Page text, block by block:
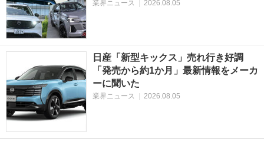
業界ニュース 2026.08.05
日産「新型キックス」売れ行き好調
「発売から約1か月」最新情報をメーカ
ーに聞いた
業界ニュース | 2026.08.05